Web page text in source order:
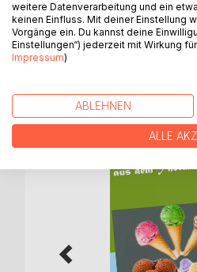
Sommerliche
all diese Bereiche
WEITERE
weitere Datenverarbeitung und ein
keinen Einfluss. Mit deiner Einstellung
Vorgänge ein. Du kannst deine
Einstellungen“) jederzeit mit Wirkung
Impressum)
ABLEHNEN
ALLE